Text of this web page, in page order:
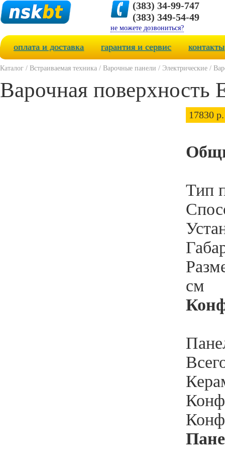
(383) 34-99-747
(383) 349-54-49
не можете дозвониться?
оплата и доставка гарантия и сервис контакты
Каталог / Встраиваемая техника / Варочные панели / Электрические /
Варочная
17830 р.
Тип
см